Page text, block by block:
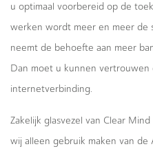
u optimaal voorbereid op de
werken wordt meer en meer de
neemt de behoefte aan meer
Dan moet u kunnen vertrouwen
internetverbinding.
Zakelijk glasvezel van Clear
wij alleen gebruik maken van de